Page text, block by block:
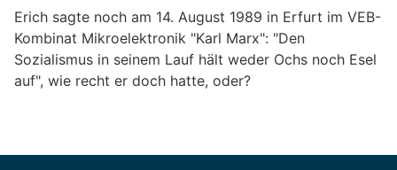
Erich sagte noch am 14. August 1989 in Erfurt im VEB-
Kombinat Mikroelektronik "Karl Marx": "Den
Sozialismus in seinem Lauf hält weder Ochs noch Esel
auf", wie recht er doch hatte, oder?